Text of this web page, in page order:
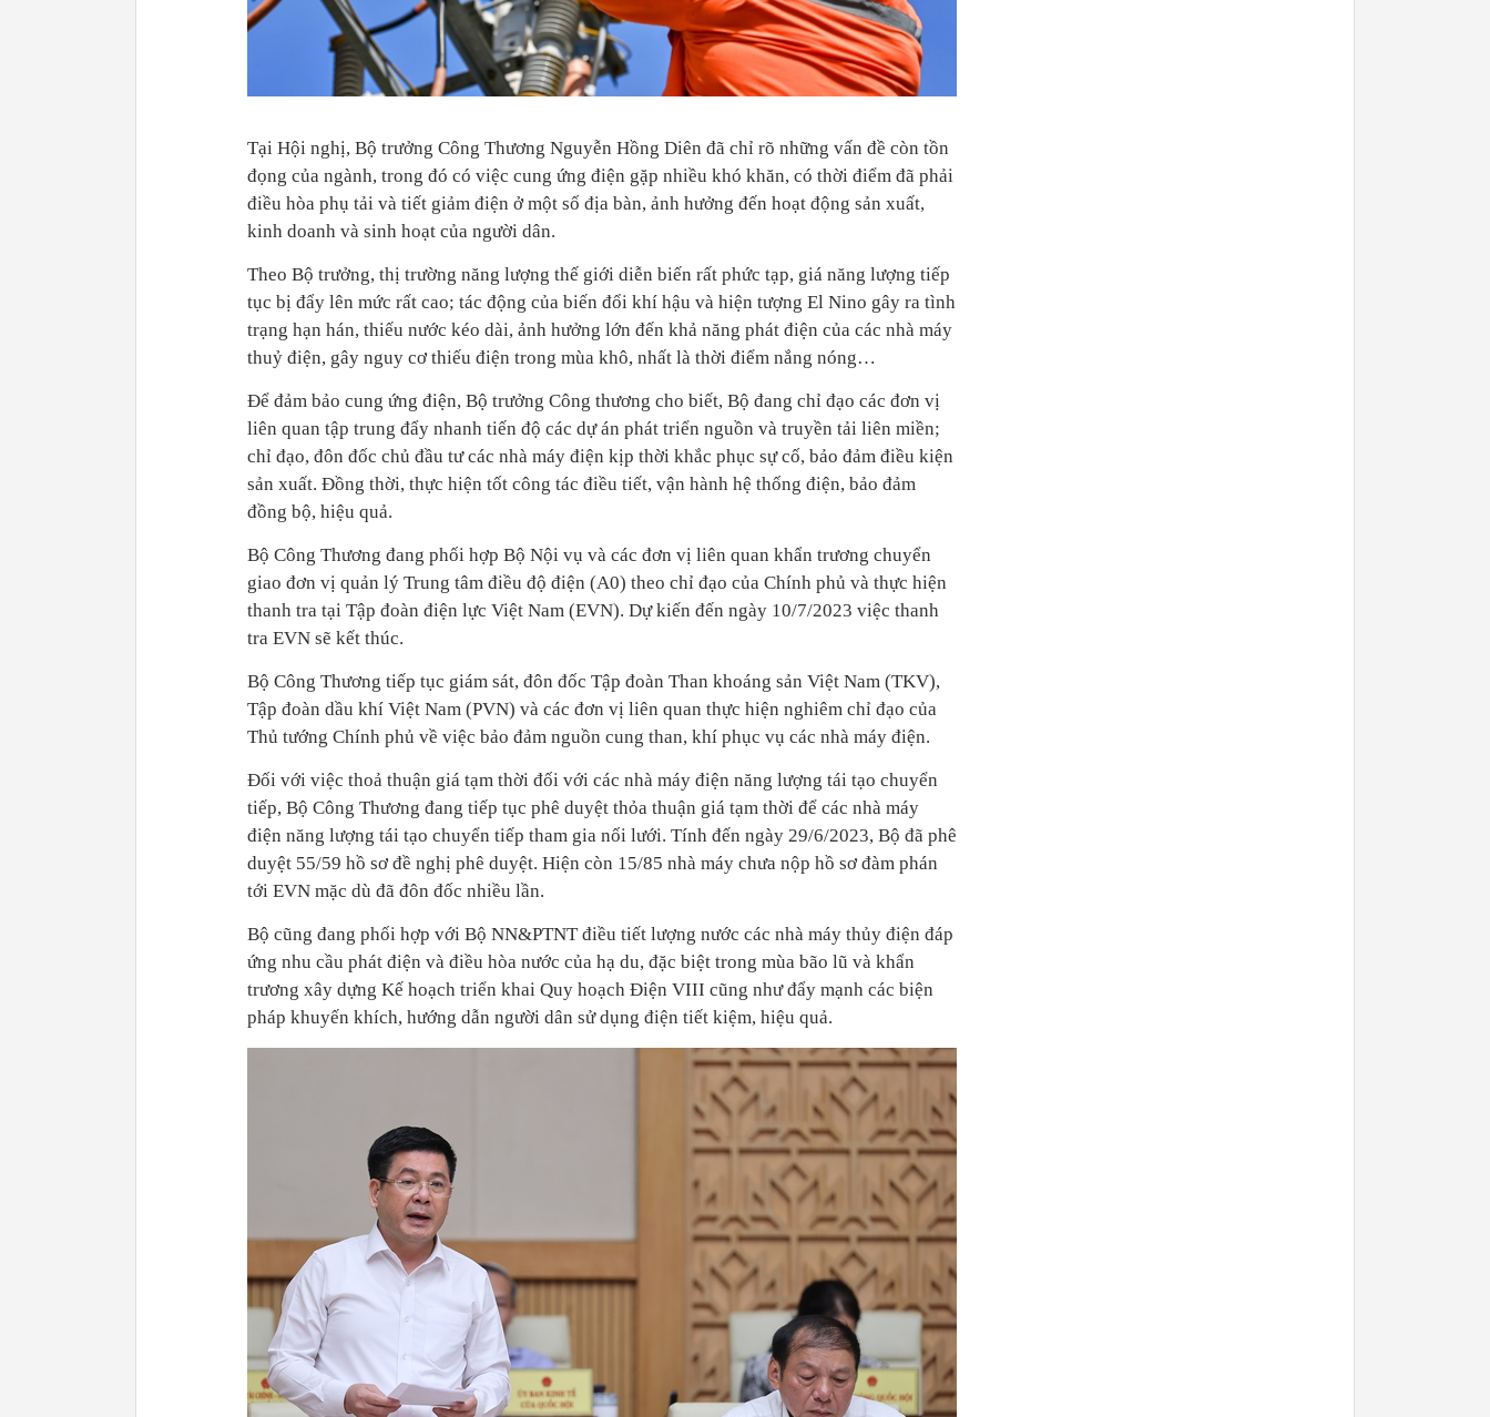
Tại Hội nghị, Bộ trưởng Công Thương Nguyễn Hồng Diên đã chỉ rõ những vấn đề còn tồn
đọng của ngành, trong đó có việc cung ứng điện gặp nhiều khó khăn, có thời điểm đã phải
điều hòa phụ tải và tiết giảm điện ở một số địa bàn, ảnh hưởng đến hoạt động sản xuất,
kinh doanh và sinh hoạt của người dân.
Theo Bộ trưởng, thị trường năng lượng thế giới diễn biến rất phức tạp, giá năng lượng tiếp
tục bị đẩy lên mức rất cao; tác động của biến đổi khí hậu và hiện tượng El Nino gây ra tình
trạng hạn hán, thiếu nước kéo dài, ảnh hưởng lớn đến khả năng phát điện của các nhà máy
thuỷ điện, gây nguy cơ thiếu điện trong mùa khô, nhất là thời điểm nắng nóng…
Để đảm bảo cung ứng điện, Bộ trưởng Công thương cho biết, Bộ đang chỉ đạo các đơn vị
liên quan tập trung đẩy nhanh tiến độ các dự án phát triển nguồn và truyền tải liên miền;
chỉ đạo, đôn đốc chủ đầu tư các nhà máy điện kịp thời khắc phục sự cố, bảo đảm điều kiện
sản xuất. Đồng thời, thực hiện tốt công tác điều tiết, vận hành hệ thống điện, bảo đảm
đồng bộ, hiệu quả.
Bộ Công Thương đang phối hợp Bộ Nội vụ và các đơn vị liên quan khẩn trương chuyển
giao đơn vị quản lý Trung tâm điều độ điện (A0) theo chỉ đạo của Chính phủ và thực hiện
thanh tra tại Tập đoàn điện lực Việt Nam (EVN). Dự kiến đến ngày 10/7/2023 việc thanh
tra EVN sẽ kết thúc.
Bộ Công Thương tiếp tục giám sát, đôn đốc Tập đoàn Than khoáng sản Việt Nam (TKV),
Tập đoàn dầu khí Việt Nam (PVN) và các đơn vị liên quan thực hiện nghiêm chỉ đạo của
Thủ tướng Chính phủ về việc bảo đảm nguồn cung than, khí phục vụ các nhà máy điện.
Đối với việc thoả thuận giá tạm thời đối với các nhà máy điện năng lượng tái tạo chuyển
tiếp, Bộ Công Thương đang tiếp tục phê duyệt thỏa thuận giá tạm thời để các nhà máy
điện năng lượng tái tạo chuyển tiếp tham gia nối lưới. Tính đến ngày 29/6/2023, Bộ đã phê
duyệt 55/59 hồ sơ đề nghị phê duyệt. Hiện còn 15/85 nhà máy chưa nộp hồ sơ đàm phán
tới EVN mặc dù đã đôn đốc nhiều lần.
Bộ cũng đang phối hợp với Bộ NN&PTNT điều tiết lượng nước các nhà máy thủy điện đáp
ứng nhu cầu phát điện và điều hòa nước của hạ du, đặc biệt trong mùa bão lũ và khẩn
trương xây dựng Kế hoạch triển khai Quy hoạch Điện VIII cũng như đẩy mạnh các biện
pháp khuyến khích, hướng dẫn người dân sử dụng điện tiết kiệm, hiệu quả.